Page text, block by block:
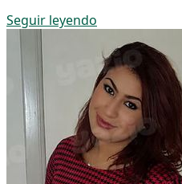
Seguir leyendo